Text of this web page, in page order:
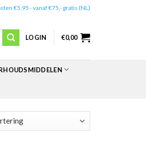
€5,95 - vanaf €75,- gratis (NL)
LOGIN €0,00